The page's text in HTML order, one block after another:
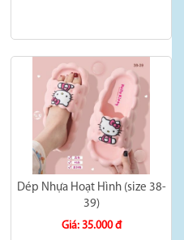
Dép Nhựa Hoạt Hình (size 38-
39)
Giá: 35.000 đ